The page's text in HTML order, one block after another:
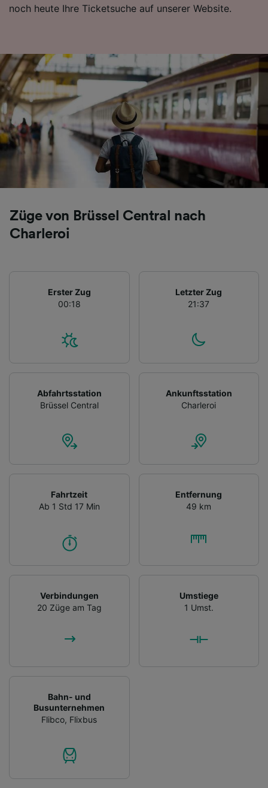
noch heute Ihre Ticketsuche auf unserer Website.
Züge von Brüssel Central nach
Charleroi
Erster Zug
00:18
Letzter Zug
21:37
Abfahrtsstation
Brüssel Central
Ankunftsstation
Charleroi
Fahrtzeit
Ab 1 Std 17 Min
Entfernung
49 km
Verbindungen
20 Züge am Tag
Umstiege
1 Umst.
Bahn- und
Busunternehmen
Flibco, Flixbus